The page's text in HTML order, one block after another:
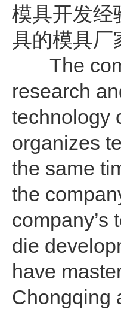
模具开发经
具的模具厂
The
research
technology
organizes
the same
the
die
have
Chongqing